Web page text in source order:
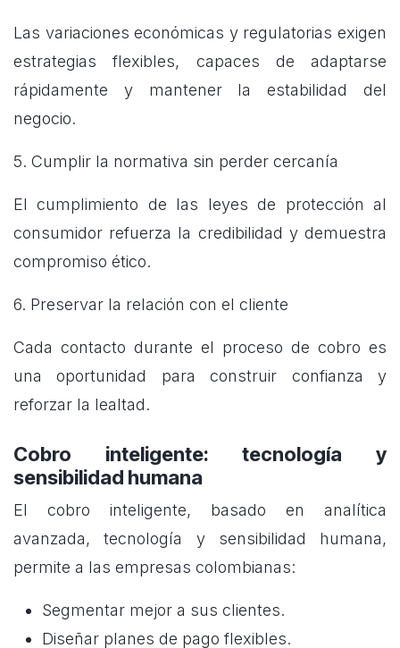
Las variaciones económicas y regulatorias exigen
estrategias flexibles, capaces de adaptarse
rápidamente y mantener la estabilidad del
negocio.
5. Cumplir la normativa sin perder cercanía
El cumplimiento de las leyes de protección al
consumidor refuerza la credibilidad y demuestra
compromiso ético.
6. Preservar la relación con el cliente
Cada contacto durante el proceso de cobro es
una oportunidad para construir confianza y
reforzar la lealtad.
Cobro inteligente: tecnología y
sensibilidad humana
El cobro inteligente, basado en analítica
avanzada, tecnología y sensibilidad humana,
permite a las empresas colombianas:
Segmentar mejor a sus clientes.
Diseñar planes de pago flexibles.